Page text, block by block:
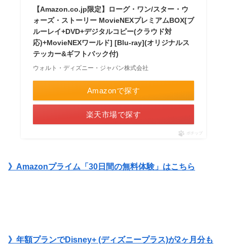
【Amazon.co.jp限定】ローグ・ワン/スター・ウ
ォーズ・ストーリー MovieNEXプレミアムBOX[ブ
ルーレイ+DVD+デジタルコピー(クラウド対
応)+MovieNEXワールド] [Blu-ray](オリジナルス
テッカー&ギフトバック付)
ウォルト・ディズニー・ジャパン株式会社
Amazonで探す
楽天市場で探す
ポチップ
》Amazonプライム「30日間の無料体験」はこちら
》年額プランでDisney+ (ディズニープラス)が2ヶ月分も